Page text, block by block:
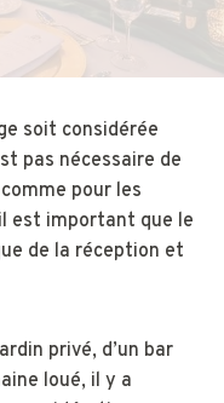
soit considérée
pas nécessaire de
pour les
est important que le
de la réception et
privé, d’un bar
loué, il y a